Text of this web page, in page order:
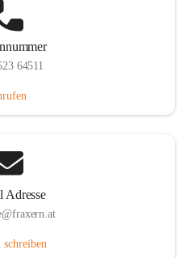
64511
Adresse